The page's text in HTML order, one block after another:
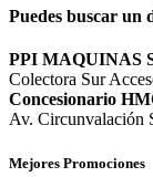
Puedes buscar
PPI MAQUINAS
Colectora Sur
Concesionario
Av. Circunvalación
Mejores Promociones